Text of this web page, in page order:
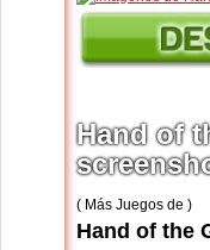
Hand of
( Más Juegos de )
Hand of the